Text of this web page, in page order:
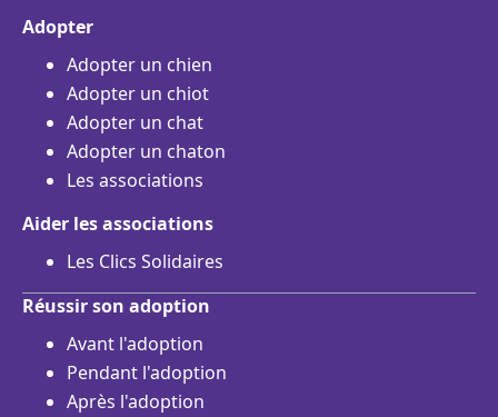
Adopter
Adopter un chien
Adopter un chiot
Adopter un chat
Adopter un chaton
Les associations
Aider les associations
Les Clics Solidaires
Réussir son adoption
Avant l'adoption
Pendant l'adoption
Après l'adoption